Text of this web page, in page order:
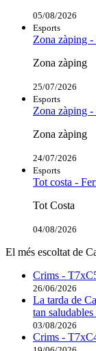
05/08/2026
Esports
Zona zàping
Zona zàping
25/07/2026
Esports
Zona zàping
Zona zàping
24/07/2026
Esports
Tot costa -
Tot Costa
04/08/2026
El més escoltat de
Crims -
26/06/2026
La tarda de
tan
03/08/2026
Crims -